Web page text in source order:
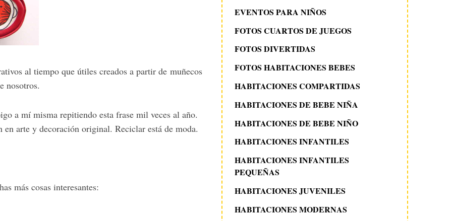
al tiempo que útiles creados a partir de muñecos
nosotros.
a mí misma repitiendo esta frase mil veces al año.
arte y decoración original. Reciclar está de moda.
más cosas interesantes:
EVENTOS PARA NIÑOS
FOTOS CUARTOS DE JUEGOS
FOTOS DIVERTIDAS
FOTOS HABITACIONES BEBES
HABITACIONES COMPARTIDAS
HABITACIONES DE BEBE NIÑA
HABITACIONES DE BEBE NIÑO
HABITACIONES INFANTILES
HABITACIONES INFANTILES
PEQUEÑAS
HABITACIONES JUVENILES
HABITACIONES MODERNAS